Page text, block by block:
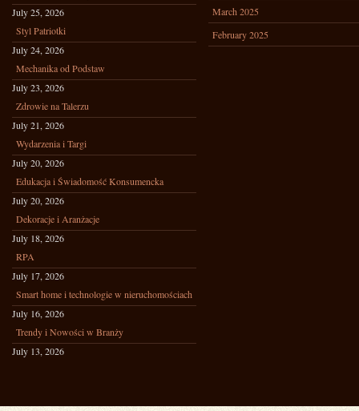
July 25, 2026
Styl Patriotki
July 24, 2026
Mechanika od Podstaw
July 23, 2026
Zdrowie na Talerzu
July 21, 2026
Wydarzenia i Targi
July 20, 2026
Edukacja i Świadomość Konsumencka
July 20, 2026
Dekoracje i Aranżacje
July 18, 2026
RPA
July 17, 2026
Smart home i technologie w nieruchomościach
July 16, 2026
Trendy i Nowości w Branży
July 13, 2026
March 2025
February 2025